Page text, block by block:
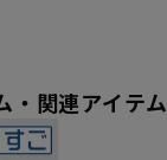
・関連アイテム